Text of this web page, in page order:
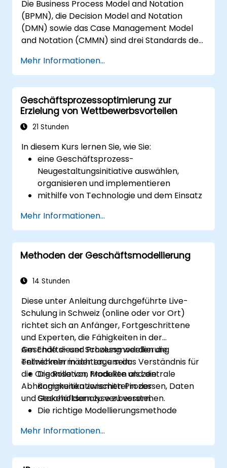
Die Business Process Model and Notation
(BPMN), die Decision Model and Notation
(DMN) sowie das Case Management Model
and Notation (CMMN) sind drei Standards des
Modellierung von Prozessen, Entscheidungen
und Fällen. Dieser Kurs bietet eine Einführung
in alle drei Standards und erläutert, wann
welcher Standard zum Einsatz kommen sollte.
Mehr Informationen...
Geschäftsprozessoptimierung zur
Erzielung von Wettbewerbsvorteilen
21 Stunden
In diesem Kurs lernen Sie, wie Sie:
eine Geschäftsprozess-
Neugestaltungsinitiative auswählen,
organisieren und implementieren
mithilfe von Technologie und dem Einsatz
Wettbewerbsvorteil erzielen
die Kundenzufriedenheit maximieren,
indem Sie die Prozessgestaltung an die
Kundenbedürfnisse anpassen
Geschäftsprozesse identifizieren
Unternehmen erfolgreich neu gestalten
durch den Einsatz bewährter
Geschäftsprinzipien Best Practices
sicherstellen
Mehr Informationen...
Methoden der Geschäftsmodellierung
14 Stunden
Diese unter Anleitung durchgeführte Live-
Schulung in Schweiz (online oder vor Ort)
richtet sich an Anfänger, Fortgeschrittene
und Experten, die Fähigkeiten in der
Geschäfts- und Prozessmodellierung
entwickeln möchten, um das Verständnis für
die Organisation, Produkte und die
Abhängigkeiten zwischen Prozessen, Daten
und Stakeholdern zu verbessern.
Am Ende dieser Schulung werden die
Teilnehmer in der Lage sein:
Die Rolle von Modellen als zentrale
Kommunikationsmittel in der
Geschäftsanalyse zu verstehen.
Die richtige Modellierungsmethode
Canvas) für ein spezifisches Geschäftsziel
auszuwählen.
Zu wissen, wie komplexe
Mehr Informationen...